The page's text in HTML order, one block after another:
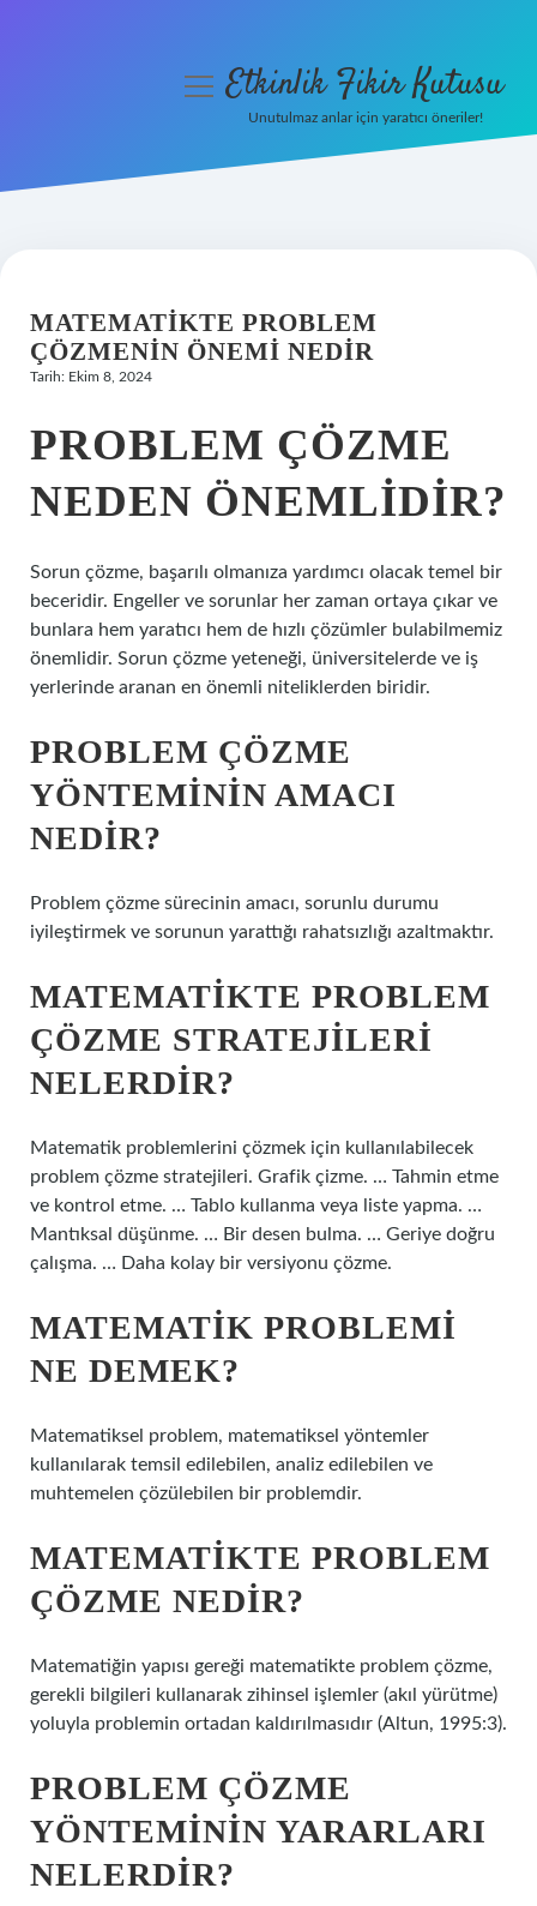
Hakkımızda
menüyüEtkinlik Fikir Kutusu
Unutulmaz anlar için yaratıcı öneriler!
MATEMATIKTE PROBLEM
ÇÖZMENIN ÖNEMI NEDIR
Tarih: Ekim 8, 2024
PROBLEM ÇÖZME
NEDEN ÖNEMLIDIR?
Sorun çözme, başarılı olmanıza yardımcı olacak temel bir
beceridir. Engeller ve sorunlar her zaman ortaya çıkar ve
bunlara hem yaratıcı hem de hızlı çözümler bulabilmemiz
önemlidir. Sorun çözme yeteneği, üniversitelerde ve iş
yerlerinde aranan en önemli niteliklerden biridir.
PROBLEM ÇÖZME
YÖNTEMININ AMACI
NEDIR?
Problem çözme sürecinin amacı, sorunlu durumu
iyileştirmek ve sorunun yarattığı rahatsızlığı azaltmaktır.
MATEMATIKTE PROBLEM
ÇÖZME STRATEJILERI
NELERDIR?
Matematik problemlerini çözmek için kullanılabilecek
problem çözme stratejileri. Grafik çizme. … Tahmin etme
ve kontrol etme. … Tablo kullanma veya liste yapma. …
Mantıksal düşünme. … Bir desen bulma. … Geriye doğru
çalışma. … Daha kolay bir versiyonu çözme.
MATEMATIK PROBLEMI
NE DEMEK?
Matematiksel problem, matematiksel yöntemler
kullanılarak temsil edilebilen, analiz edilebilen ve
muhtemelen çözülebilen bir problemdir.
MATEMATIKTE PROBLEM
ÇÖZME NEDIR?
Matematiğin yapısı gereği matematikte problem çözme,
gerekli bilgileri kullanarak zihinsel işlemler (akıl yürütme)
yoluyla problemin ortadan kaldırılmasıdır (Altun, 1995:3).
PROBLEM ÇÖZME
YÖNTEMININ YARARLARI
NELERDIR?